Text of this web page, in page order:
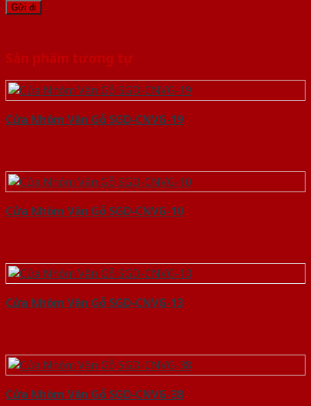
Sản phẩm tương tự
Cửa Nhôm Vân Gỗ SGD-CNVG-19
Cửa Nhôm Vân Gỗ SGD-CNVG-10
Cửa Nhôm Vân Gỗ SGD-CNVG-13
Cửa Nhôm Vân Gỗ SGD-CNVG-38